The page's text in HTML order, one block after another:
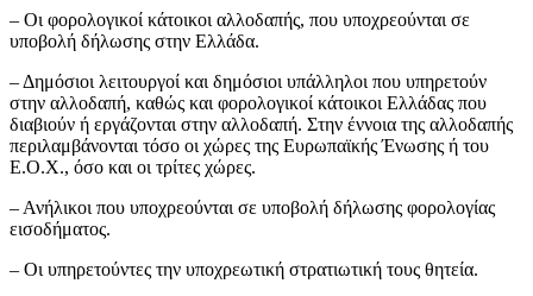
– Οι φορολογικοί κάτοικοι αλλοδαπής, που υποχρεούνται σε
υποβολή δήλωσης στην Ελλάδα.
– Δημόσιοι λειτουργοί και δημόσιοι υπάλληλοι που υπηρετούν
στην αλλοδαπή, καθώς και φορολογικοί κάτοικοι Ελλάδας που
διαβιούν ή εργάζονται στην αλλοδαπή. Στην έννοια της αλλοδαπής
περιλαμβάνονται τόσο οι χώρες της Ευρωπαϊκής Ένωσης ή του
Ε.Ο.Χ., όσο και οι τρίτες χώρες.
– Ανήλικοι που υποχρεούνται σε υποβολή δήλωσης φορολογίας
εισοδήματος.
– Οι υπηρετούντες την υποχρεωτική στρατιωτική τους θητεία.